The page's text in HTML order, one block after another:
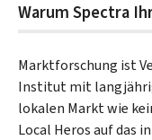
Warum Spectra
Marktforschung ist
Institut mit
lokalen Markt wie
Local Heros auf das